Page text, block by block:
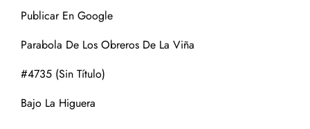
Publicar En Google
Parabola De Los Obreros De La Viña
#4735 (sin Título)
Bajo La Higuera